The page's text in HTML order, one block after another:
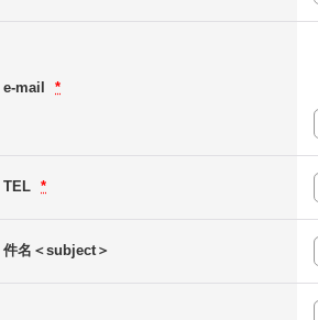
e-mail *
TEL *
件名＜subject＞